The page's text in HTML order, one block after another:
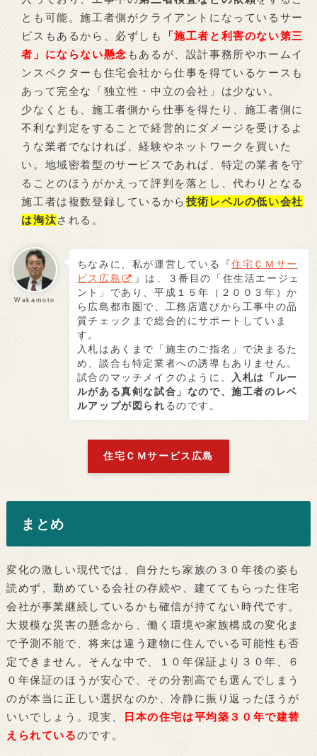
とも可能。施工者側がクライアントになっているサー
ビスもあるから、必ずしも
「施工者と利害のない第三
者」にならない懸念 もあるが、設計事務所やホームイ
ンスペクターも住宅会社から仕事を得ているケースも
あって完全な「独立性・中立の会社」は少ない。
少なくとも、施工者側から仕事を得たり、施工者側に
不利な判定をすることで経営的にダメージを受けるよ
うな業者でなければ、経験やネットワークを買いた
い。地域密着型のサービスであれば、特定の業者を守
ることのほうがかえって評判を落とし、代わりとなる
施工者は複数登録しているから 技術レベルの低い会社
は淘汰される。
Wakamoto
ちなみに、私が運営している『住宅ＣＭサー
ビス広島
』は、３番目の「住生活エージェ
ント」であり、平成１５年（２００３年）か
ら広島都市圏で、工務店選びから工事中の品
質チェックまで総合的にサポートしていま
す。
入札はあくまで「施主のご指名」で決まるた
め、談合も特定業者への誘導もありません。
試合のマッチメイクのように、
入札は「ルー
ルがある真剣な試合」なので、施工者のレベ
ルアップが図られ るのです。
住宅ＣＭサービス広島
まとめ
変化の激しい現代では、自分たち家族の３０年後の姿も
読めず、勤めている会社の存続や、建ててもらった住宅
会社が事業継続しているかも確信が持てない時代です。
大規模な災害の懸念から、働く環境や家族構成の変化ま
で予測不能で、将来は違う建物に住んでいる可能性も否
定できません。そんな中で、１０年保証より３０年、６
０年保証のほうが安心で、その分割高でも選んでしまう
のが本当に正しい選択なのか、冷静に振り返ったほうが
いいでしょう。現実、
日本の住宅は平均築３０年で建替
えられているのです。